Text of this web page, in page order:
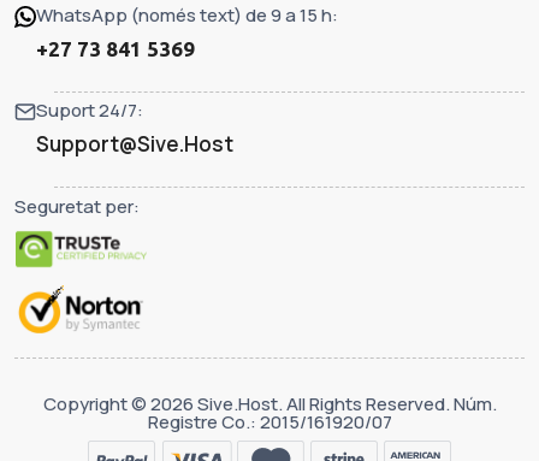
WhatsApp (només text) de 9 a 15 h:
+27 73 841 5369
Suport 24/7:
Support@Sive.Host
Seguretat per:
Copyright © 2026 Sive.Host. All Rights Reserved. Núm.
Registre Co.: 2015/161920/07